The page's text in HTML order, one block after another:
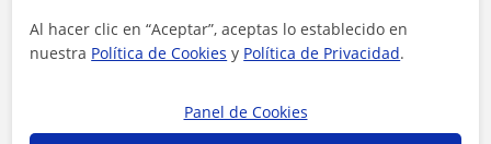
Al hacer clic en “Aceptar”, aceptas lo establecido en
nuestra Política de Cookies y Política de Privacidad.
Panel de Cookies